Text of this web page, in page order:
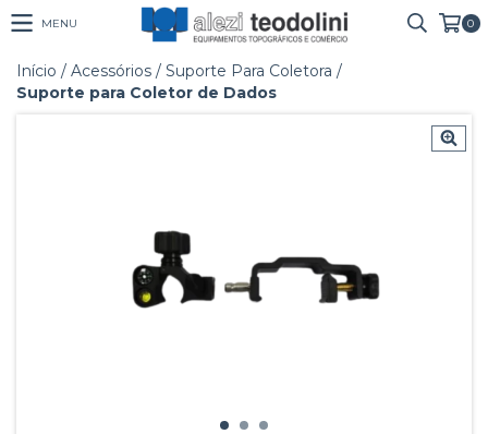
MENU 0
Início / Acessórios / Suporte Para Coletora /
Suporte para Coletor de Dados